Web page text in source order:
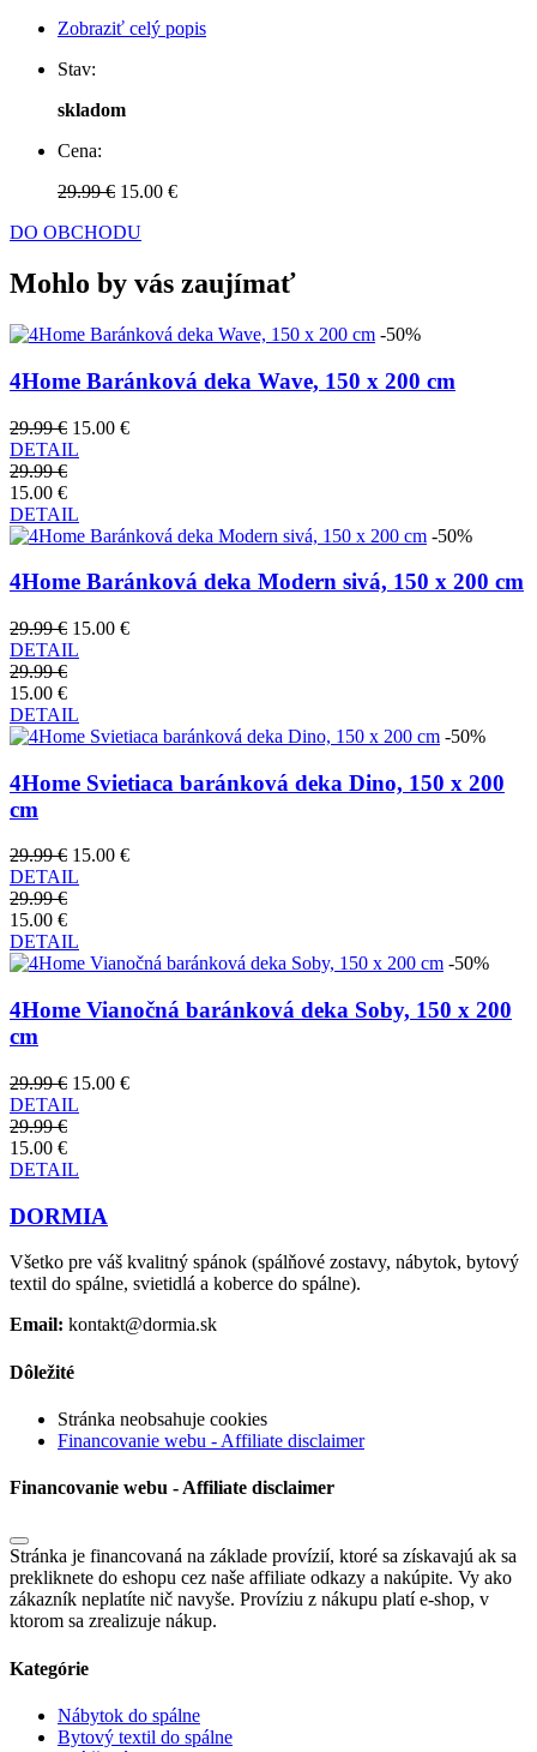
Zobraziť celý popis
Stav:
skladom
Cena:
29.99 € 15.00 €
DO OBCHODU
Mohlo by vás zaujímať
-50%
4Home Baránková deka Wave, 150 x 200 cm
29.99 € 15.00 €
DETAIL
29.99 €
15.00 €
DETAIL
-50%
4Home Baránková deka Modern sivá, 150 x 200 cm
29.99 € 15.00 €
DETAIL
29.99 €
15.00 €
DETAIL
-50%
4Home Svietiaca baránková deka Dino, 150 x 200
cm
29.99 € 15.00 €
DETAIL
29.99 €
15.00 €
DETAIL
-50%
4Home Vianočná baránková deka Soby, 150 x 200
cm
29.99 € 15.00 €
DETAIL
29.99 €
15.00 €
DETAIL
DORMIA
Všetko pre váš kvalitný spánok (spálňové zostavy, nábytok, bytový
textil do spálne, svietidlá a koberce do spálne).
Email: kontakt@dormia.sk
Dôležité
Stránka neobsahuje cookies
Financovanie webu - Affiliate disclaimer
Financovanie webu - Affiliate disclaimer
Stránka je financovaná na základe provízií, ktoré sa získavajú ak sa
prekliknete do eshopu cez naše affiliate odkazy a nakúpite. Vy ako
zákazník neplatíte nič navyše. Províziu z nákupu platí e-shop, v
ktorom sa zrealizuje nákup.
Kategórie
Nábytok do spálne
Bytový textil do spálne